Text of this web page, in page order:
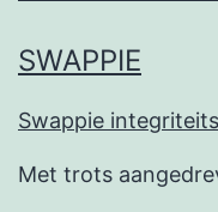
SWAPPIE
Swappie
Met trots